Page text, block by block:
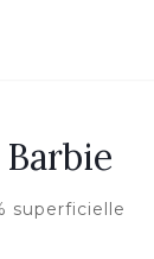
superficielle